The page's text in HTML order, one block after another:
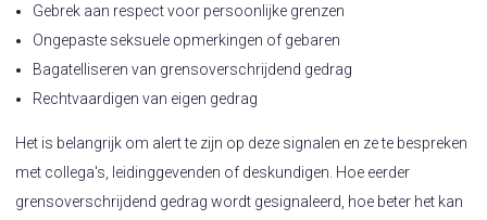
Gebrek aan respect voor persoonlijke grenzen
Ongepaste seksuele opmerkingen of gebaren
Bagatelliseren van grensoverschrijdend gedrag
Rechtvaardigen van eigen gedrag
Het is belangrijk om alert te zijn op deze signalen en ze te bespreken
met collega's, leidinggevenden of deskundigen. Hoe eerder
grensoverschrijdend gedrag wordt gesignaleerd, hoe beter het kan